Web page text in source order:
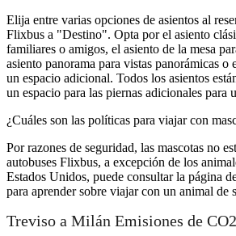
Elija entre varias opciones de asientos al
Flixbus a "Destino". Opta por el asiento
familiares o amigos, el asiento de la mesa
asiento panorama para vistas panorámicas o
un espacio adicional. Todos los asientos
un espacio para las piernas adicionales para
¿Cuáles son las políticas para viajar con
Por razones de seguridad, las mascotas no
autobuses Flixbus, a excepción de los
Estados Unidos, puede consultar la página
para aprender sobre viajar con un animal de
Treviso a Milán Emisiones de